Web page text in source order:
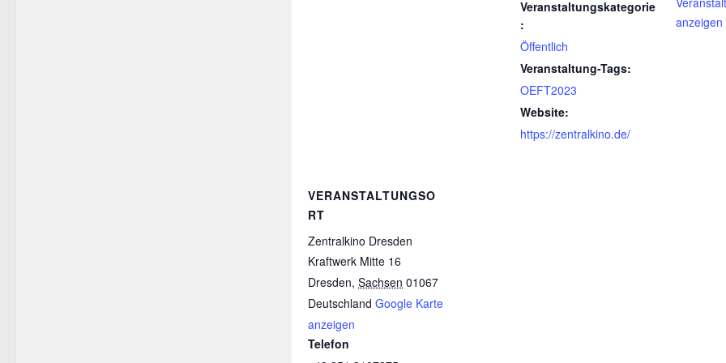
Veranstaltungskategorie
:
Öffentlich
Veranstaltung-Tags:
OEFT2023
Website:
https://zentralkino.de/
anzeigen
VERANSTALTUNGSO
RT
Zentralkino Dresden
Kraftwerk Mitte 16
Dresden, Sachsen 01067
Deutschland Google Karte
anzeigen
Telefon